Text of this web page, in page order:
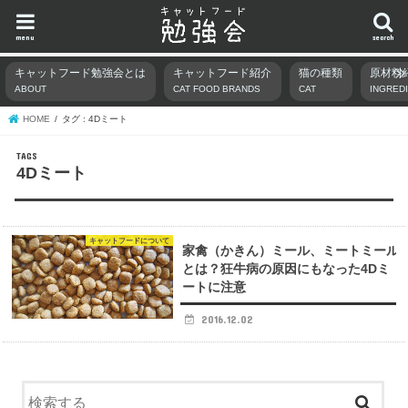
search
menu
キャットフード勉強会とは
ABOUT
キャットフード紹介
CAT FOOD BRANDS
猫の種類
CAT
原材料
HOME タグ : 4Dミート
4Dミート
キャットフードについて
家禽（かきん）ミール、ミートミール
とは？狂牛病の原因にもなった4Dミ
ートに注意
2016.12.02